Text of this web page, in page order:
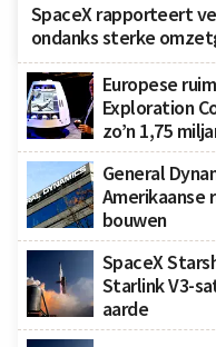
SpaceX rapporteert
ondanks sterke
Europese
Exploration
zo’n 1,75
General
bouwen
SpaceX
Starlink V3-
aarde